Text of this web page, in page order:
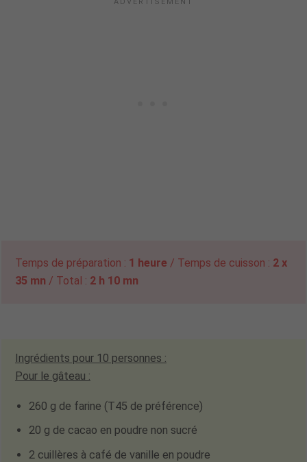
Temps de préparation : 1 heure / Temps de cuisson : 2 x
35 mn / Total : 2 h 10 mn
Ingrédients pour 10 personnes :
Pour le gâteau :
260 g de farine (T45 de préférence)
20 g de cacao en poudre non sucré
2 cuillères à café de vanille en poudre